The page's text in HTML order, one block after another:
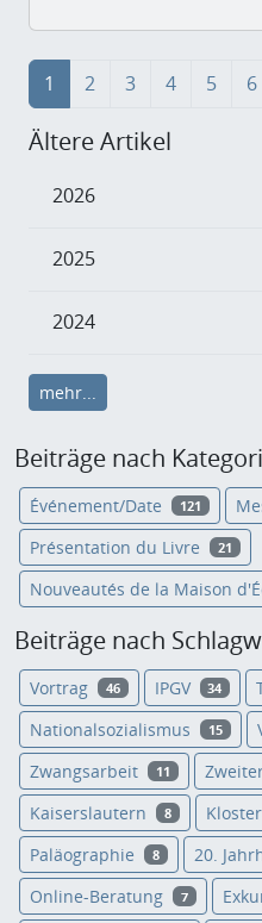
1 2 3 4 5 6
Ältere Artikel
2026
2025
2024
mehr...
Beiträge nach
Événement/Date 121
Présentation du Livre 21
Nouveautés de la Maison
Beiträge nach
Vortrag 46 IPGV 34
Nationalsozialismus 15
Zwangsarbeit 11
Kaiserslautern 8
Paläographie 8 20.
Online-Beratung 7